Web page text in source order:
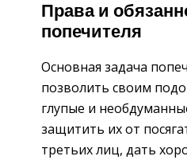
Права и
попечителя
Основная задача
позволить своим
глупые и
защитить их от
третьих лиц, дать